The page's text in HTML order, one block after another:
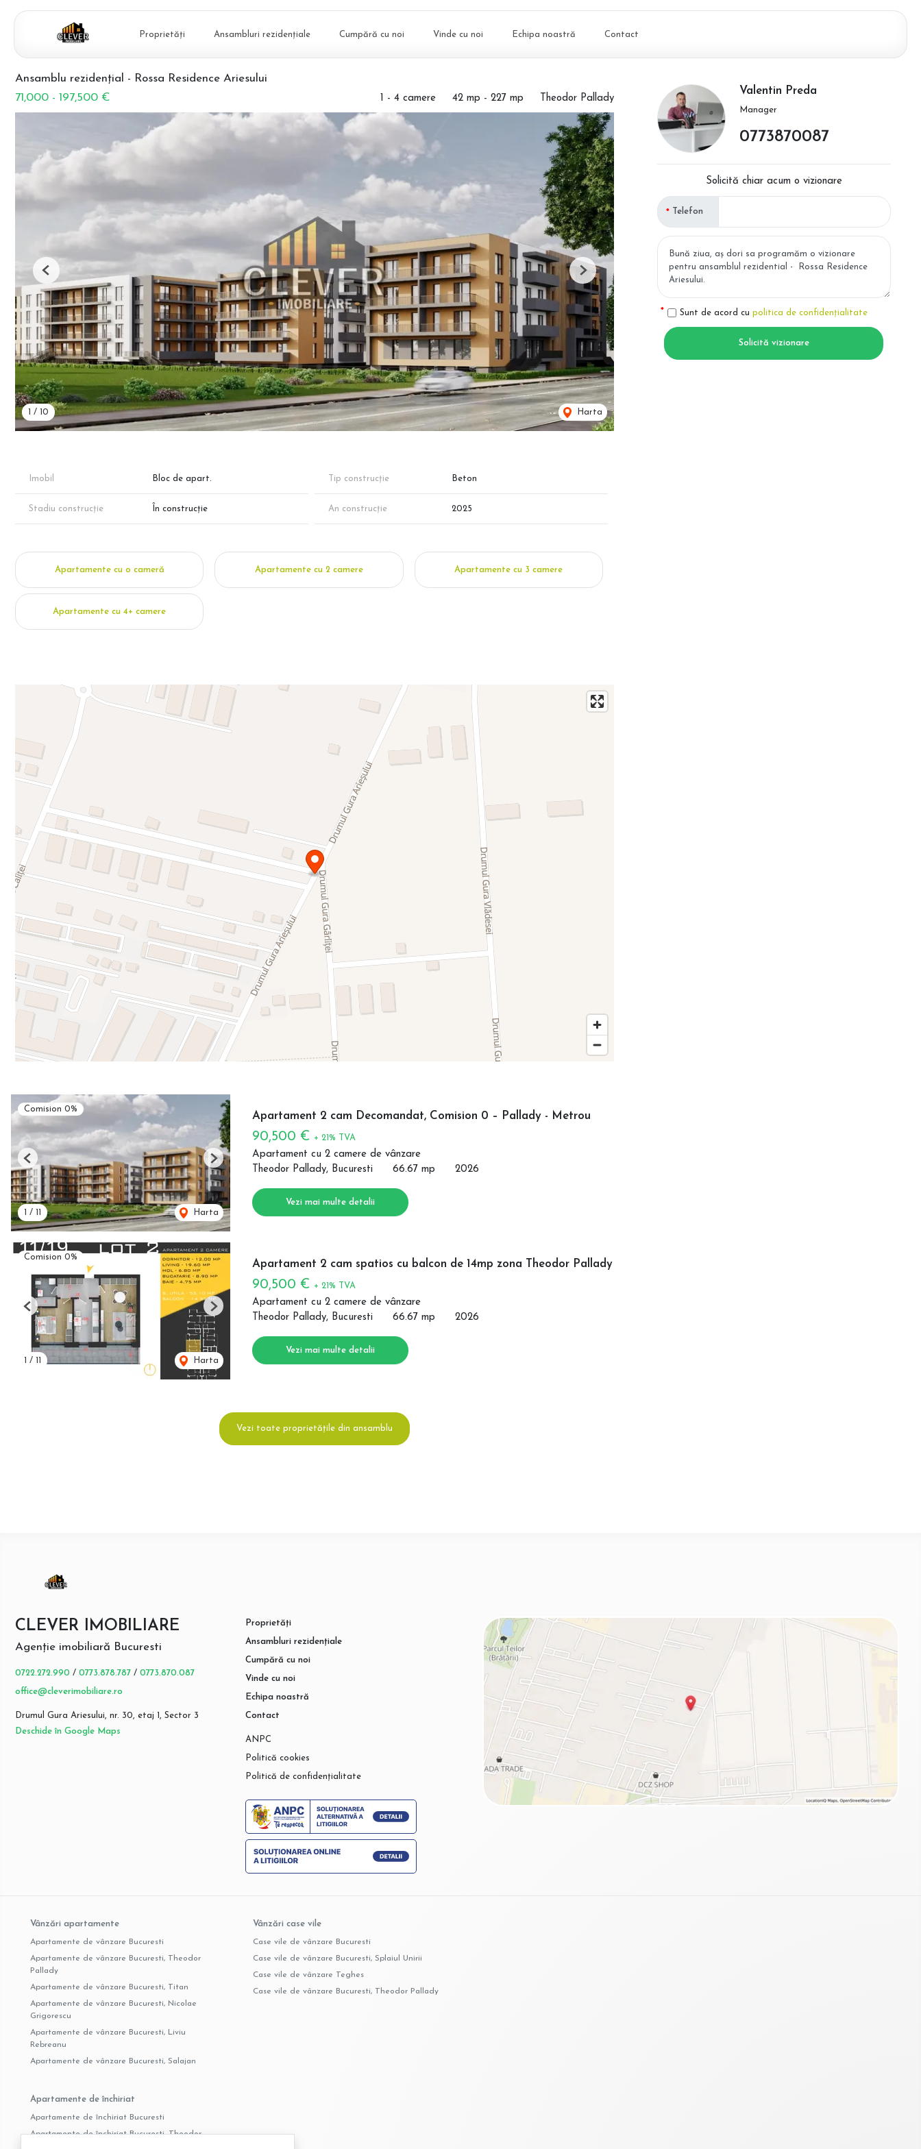
Proprietăți Ansambluri rezidențiale Cumpără cu noi Vinde cu noi Echipa noastră Contact
Ansamblu rezidențial - Rossa Residence Ariesului
71,000 - 197,500 €
1 - 4 camere 42 mp - 227 mp Theodor Pallady
/ 10 Harta
Previous Next
Imobil Bloc de apart. Tip construcție Beton
Stadiu construcție În construcție An construcție 2025
Apartamente cu o cameră Apartamente cu 2 camere Apartamente cu 3 camere
Apartamente cu 4+ camere
Valentin Preda
Manager
0773870087
Solicită chiar acum o vizionare
Telefon
Sunt de acord cu politica de confidențialitate
Solicită vizionare
Comision 0%
/ Harta
Previous Next
Apartament 2 cam Decomandat, Comision 0 – Pallady - Metrou
90,500 € + 21% TVA
Apartament cu 2 camere de vânzare
Theodor Pallady, Bucuresti
66.67 mp 2026
Vezi mai multe detalii
Comision 0%
/ Harta
Previous Next
Apartament 2 cam spatios cu balcon de 14mp zona Theodor Pallady
90,500 € + 21% TVA
Apartament cu 2 camere de vânzare
Theodor Pallady, Bucuresti
66.67 mp 2026
Vezi mai multe detalii
Vezi toate proprietățile din ansamblu
CLEVER IMOBILIARE
Agenție imobiliară Bucuresti
0722.272.990 / 0773.878.787 / 0773.870.087
office@cleverimobiliare.ro
Drumul Gura Ariesului, nr. 30, etaj 1, Sector 3
Deschide în Google Maps
Proprietăți
Ansambluri rezidențiale
Cumpără cu noi
Vinde cu noi
Echipa noastră
Contact
ANPC
Politică cookies
Politică de confidențialitate
Vânzări apartamente
Apartamente de vânzare Bucuresti
Apartamente de vânzare Bucuresti, Theodor
Pallady
Apartamente de vânzare Bucuresti, Titan
Apartamente de vânzare Bucuresti, Nicolae
Grigorescu
Apartamente de vânzare Bucuresti, Liviu
Rebreanu
Apartamente de vânzare Bucuresti, Salajan
Vânzări case vile
Case vile de vânzare Bucuresti
Case vile de vânzare Bucuresti, Splaiul Unirii
Case vile de vânzare Teghes
Case vile de vânzare Bucuresti, Theodor Pallady
Apartamente de închiriat
Apartamente de închiriat Bucuresti
Apartamente de închiriat Bucuresti, Theodor